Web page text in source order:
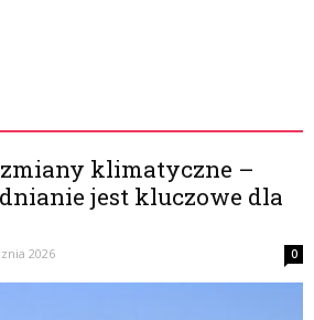
zmiany klimatyczne –
jest kluczowe dla
2026 0